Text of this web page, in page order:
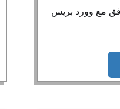
هو 100٪ متوافق مع وورد بريس